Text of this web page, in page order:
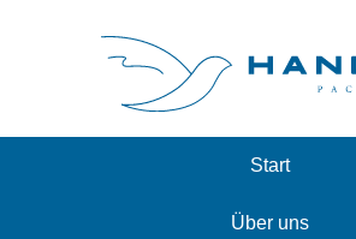
Karriere
Start
Über uns